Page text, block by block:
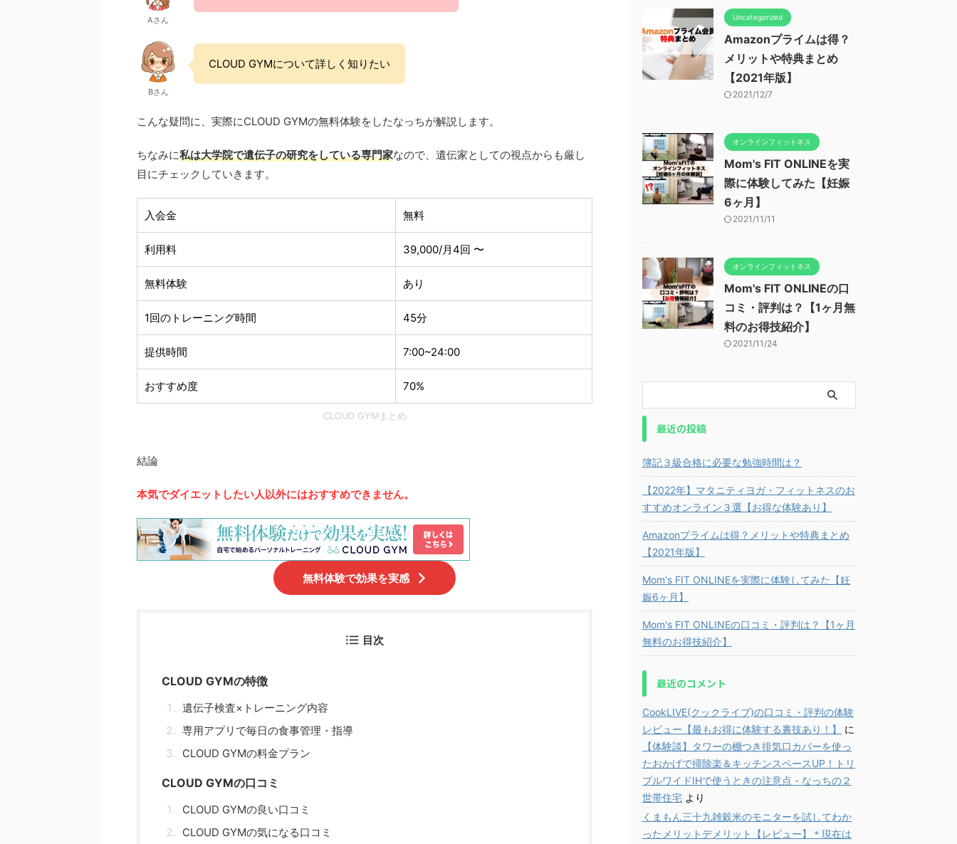
Aさん
Bさん
CLOUD GYMについて詳しく知りたい
こんな疑問に、実際にCLOUD GYMの無料体験をしたなっちが解説します。
ちなみに私は大学院で遺伝子の研究をしている専門家なので、遺伝家としての視点からも厳し
目にチェックしていきます。
入会金 無料
利用料 39,000/月4回 〜
無料体験 あり
1回のトレーニング時間 45分
提供時間 7:00~24:00
おすすめ度 70%
CLOUD GYMまとめ
結論
本気でダイエットしたい人以外にはおすすめできません。
無料体験で効果を実感
目次
CLOUD GYMの特徴
遺伝子検査×トレーニング内容
専用アプリで毎日の食事管理・指導
CLOUD GYMの料金プラン
CLOUD GYMの口コミ
CLOUD GYMの良い口コミ
CLOUD GYMの気になる口コミ
Uncategorized
Amazonプライムは得？
メリットや特典まとめ
【2021年版】
2021/12/7
オンラインフィットネス
Mom's FIT ONLINEを実
際に体験してみた【妊娠
6ヶ月】
2021/11/11
オンラインフィットネス
Mom's FIT ONLINEの口
コミ・評判は？【1ヶ月無
料のお得技紹介】
2021/11/24
最近の投稿
簿記３級合格に必要な勉強時間は？
【2022年】マタニティヨガ・フィットネスのお
すすめオンライン３選【お得な体験あり】
Amazonプライムは得？メリットや特典まとめ
【2021年版】
Mom's FIT ONLINEを実際に体験してみた【妊
娠6ヶ月】
Mom's FIT ONLINEの口コミ・評判は？【1ヶ月
無料のお得技紹介】
最近のコメント
CookLIVE(クックライブ)の口コミ・評判の体験
レビュー【最もお得に体験する裏技あり！】
に
【体験談】タワーの棚つき排気口カバーを使っ
たおかげで掃除楽＆キッチンスペースUP！トリ
プルワイドIHで使うときの注意点 - なっちの２
世帯住宅 より
くまもん三十九雑穀米のモニターを試してわか
ったメリットデメリット【レビュー】＊現在は